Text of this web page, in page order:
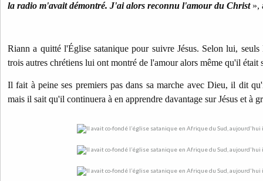
la radio m'avait démontré. J'ai alors reconnu l'amour du Christ»,
Riann a quitté l'Église satanique pour suivre Jésus. Selon lui,
trois autres chrétiens lui ont montré de l'amour alors même qu'il était
Il fait à peine ses premiers pas dans sa marche avec Dieu, il dit
mais il sait qu'il continuera à en apprendre davantage sur Jésus et à